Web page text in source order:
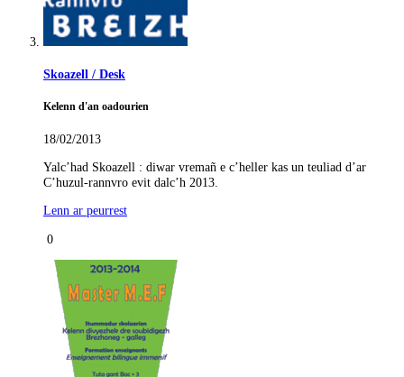
Skoazell / Desk
Kelenn d'an oadourien
18/02/2013
Yalc’had Skoazell : diwar vremañ e c’heller kas un teuliad d’ar
C’huzul-rannvro evit dalc’h 2013.
Lenn ar peurrest
0